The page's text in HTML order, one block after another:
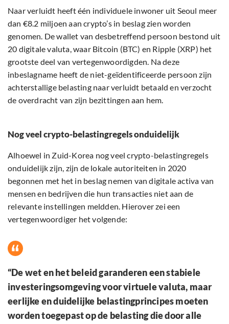
Naar verluidt heeft één individuele inwoner uit Seoul meer
dan €8.2 miljoen aan crypto’s in beslag zien worden
genomen. De wallet van desbetreffend persoon bestond uit
20 digitale valuta, waar Bitcoin (BTC) en Ripple (XRP) het
grootste deel van vertegenwoordigden. Na deze
inbeslagname heeft de niet-geïdentificeerde persoon zijn
achterstallige belasting naar verluidt betaald en verzocht
de overdracht van zijn bezittingen aan hem.
Nog veel crypto-belastingregels onduidelijk
Alhoewel in Zuid-Korea nog veel crypto-belastingregels
onduidelijk zijn, zijn de lokale autoriteiten in 2020
begonnen met het in beslag nemen van digitale activa van
mensen en bedrijven die hun transacties niet aan de
relevante instellingen meldden. Hierover zei een
vertegenwoordiger het volgende:
“De wet en het beleid garanderen een stabiele
investeringsomgeving voor virtuele valuta, maar
eerlijke en duidelijke belastingprincipes moeten
worden toegepast op de belasting die door alle